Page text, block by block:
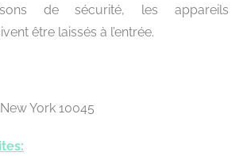
de sécurité, les appareils
être laissés à l’entrée.
York 10045